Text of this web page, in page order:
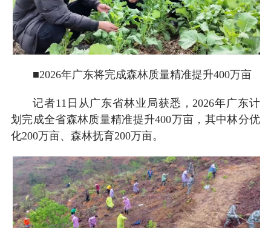
■2026年广东将完成森林质量精准提升400万亩
记者11日从广东省林业局获悉，2026年广东计
划完成全省森林质量精准提升400万亩，其中林分优
化200万亩、森林抚育200万亩。